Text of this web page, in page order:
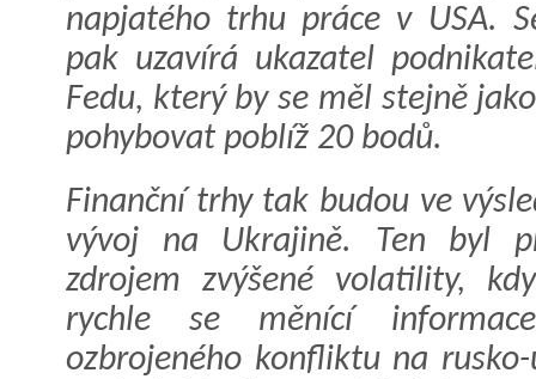
napjatého trhu práce v USA.
pak uzavírá ukazatel
Fedu, který by se měl stejně
pohybovat poblíž 20 bodů.
Finanční trhy tak budou ve
vývoj na Ukrajině. Ten byl
zdrojem zvýšené volatility,
rychle se měnící
ozbrojeného konfliktu na